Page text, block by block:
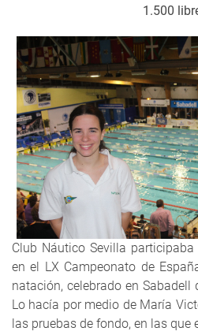
1.500
Club Náutico Sevilla
en el LX Campeonato de
natación, celebrado en
Lo hacía por medio de María
las pruebas de fondo, en las que